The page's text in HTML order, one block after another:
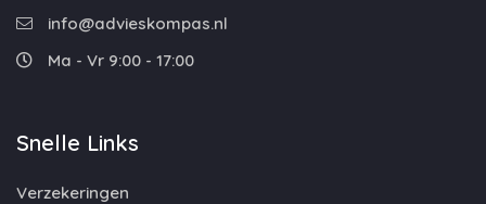
info@advieskompas.nl
Ma - Vr 9:00 - 17:00
Snelle Links
Verzekeringen